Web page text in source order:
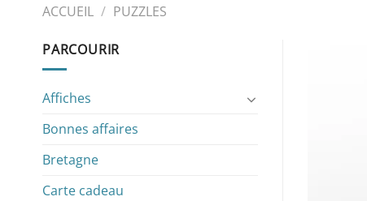
ACCUEIL / PUZZLES
PARCOURIR
Affiches
Bonnes affaires
Bretagne
Carte cadeau